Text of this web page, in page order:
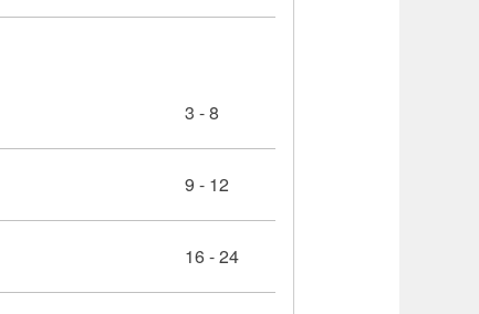
3 - 8
9 - 12
16 - 24